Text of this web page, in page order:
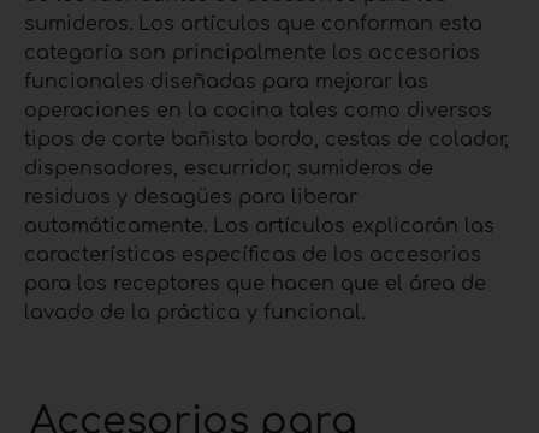
sumideros. Los artículos que conforman esta
categoría son principalmente los accesorios
funcionales diseñadas para mejorar las
operaciones en la cocina tales como diversos
tipos de corte bañista bordo, cestas de colador,
dispensadores, escurridor, sumideros de
residuos y desagües para liberar
automáticamente. Los artículos explicarán las
características específicas de los accesorios
para los receptores que hacen que el área de
lavado de la práctica y funcional.
Accesorios para